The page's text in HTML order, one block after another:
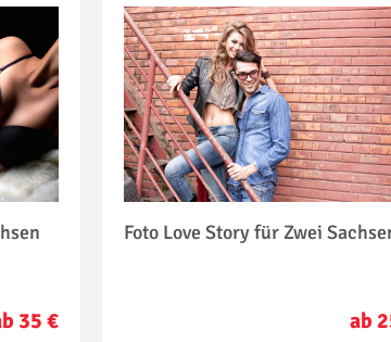
35 €
Foto Love Story für Zwei
ab